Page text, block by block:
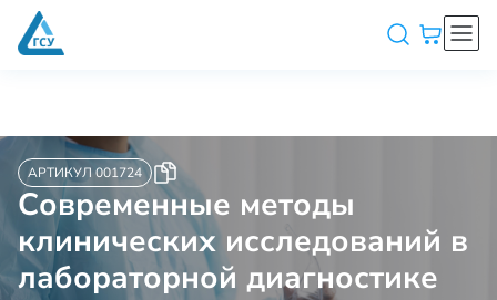
АРТИКУЛ 001724
Современные методы
клинических исследований в
лабораторной диагностике